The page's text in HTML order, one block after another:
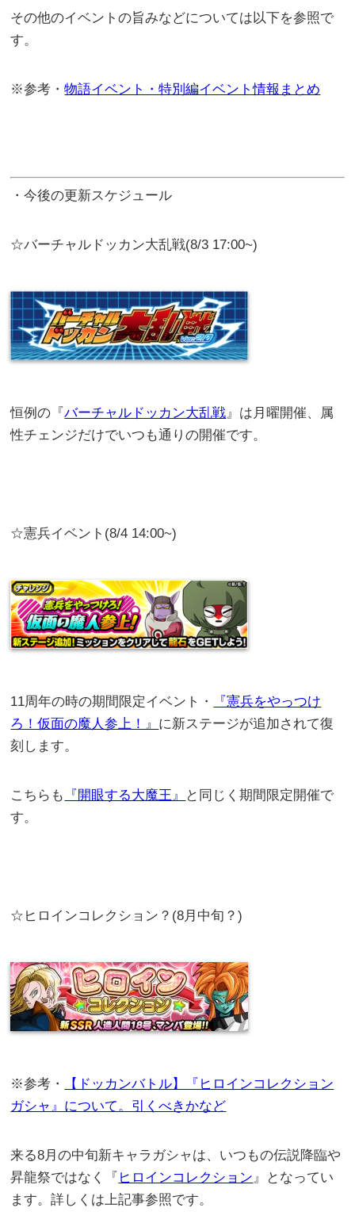
その他のイベントの旨みなどについては以下を参照で
す。
※参考・物語イベント・特別編イベント情報まとめ
・今後の更新スケジュール
☆バーチャルドッカン大乱戦(8/3 17:00~)
恒例の『バーチャルドッカン大乱戦』は月曜開催、属
性チェンジだけでいつも通りの開催です。
☆憲兵イベント(8/4 14:00~)
11周年の時の期間限定イベント・
『憲兵をやっつけ
ろ！仮面の魔人参上！』 に新ステージが追加されて復
刻します。
こちらも 『開眼する大魔王』
と同じく期間限定開催で
す。
☆ヒロインコレクション？(8月中旬？)
※参考・
【ドッカンバトル】『ヒロインコレクション
ガシャ』について。引くべきかなど
来る8月の中旬新キャラガシャは、いつもの伝説降臨や
昇龍祭ではなく『 ヒロインコレクション』となってい
ます。詳しくは上記事参照です。